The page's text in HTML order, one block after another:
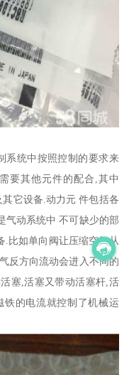
系统中按照控制的要求来
要其他元件的配合,其中
它设备.动力元 件包括各
气动系统中 不可缺少的部
.比如单向阀让压缩空气从
反方向流动会进入不同的
塞,活塞又带动活塞杆,活
的电流就控制了机械运